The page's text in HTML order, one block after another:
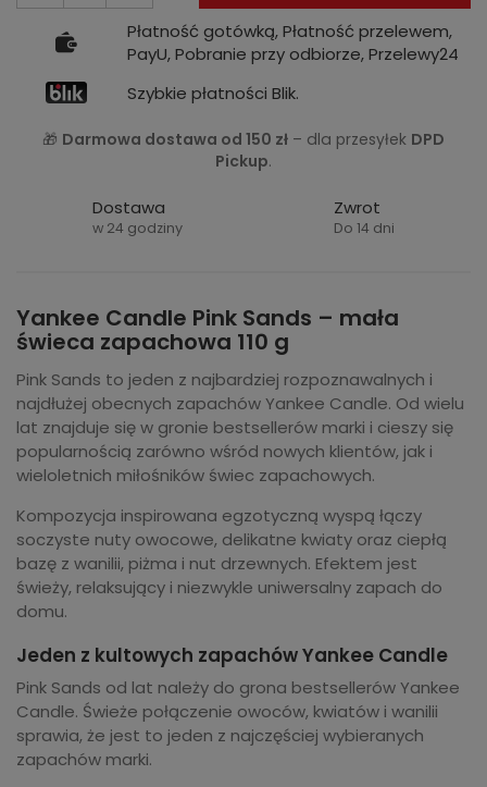
Płatność gotówką, Płatność przelewem,
PayU, Pobranie przy odbiorze, Przelewy24
Szybkie płatności Blik.
🎁 Darmowa dostawa od 150 zł – dla przesyłek DPD
Pickup.
Dostawa
w 24 godziny
Zwrot
Do 14 dni
Yankee Candle Pink Sands – mała
świeca zapachowa 110 g
Pink Sands to jeden z najbardziej rozpoznawalnych i
najdłużej obecnych zapachów Yankee Candle. Od wielu
lat znajduje się w gronie bestsellerów marki i cieszy się
popularnością zarówno wśród nowych klientów, jak i
wieloletnich miłośników świec zapachowych.
Kompozycja inspirowana egzotyczną wyspą łączy
soczyste nuty owocowe, delikatne kwiaty oraz ciepłą
bazę z wanilii, piżma i nut drzewnych. Efektem jest
świeży, relaksujący i niezwykle uniwersalny zapach do
domu.
Jeden z kultowych zapachów Yankee Candle
Pink Sands od lat należy do grona bestsellerów Yankee
Candle. Świeże połączenie owoców, kwiatów i wanilii
sprawia, że jest to jeden z najczęściej wybieranych
zapachów marki.